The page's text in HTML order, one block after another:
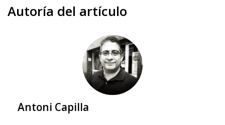
Autoría del artículo
Antoni Capilla